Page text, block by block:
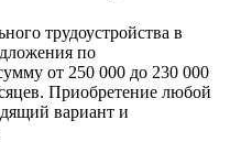
трудоустройства в
по
от 250 000 до 230 000
Приобретение любой
вариант и